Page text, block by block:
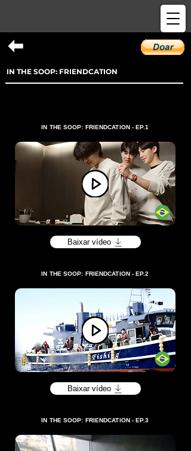
IN THE SOOP: FRIENDCATION
IN THE SOOP: FRIENDCATION - EP.1
Baixar vídeo
IN THE SOOP: FRIENDCATION - EP.2
Baixar vídeo
IN THE SOOP: FRIENDCATION - EP.3